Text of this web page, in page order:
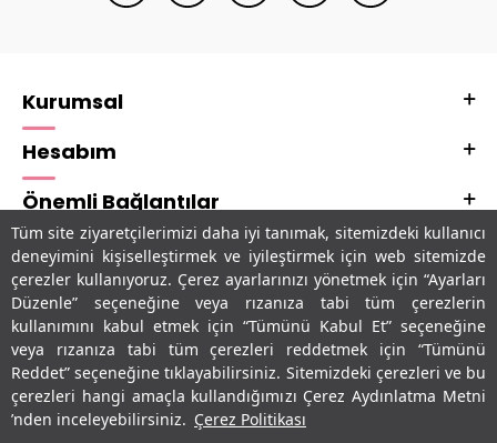
Tüm site ziyaretçilerimizi daha iyi tanımak, sitemizdeki kullanıcı
deneyimini kişiselleştirmek ve iyileştirmek için web sitemizde
çerezler kullanıyoruz. Çerez ayarlarınızı yönetmek için “Ayarları
Düzenle” seçeneğine veya rızanıza tabi tüm çerezlerin
kullanımını kabul etmek için “Tümünü Kabul Et” seçeneğine
veya rızanıza tabi tüm çerezleri reddetmek için “Tümünü
Reddet” seçeneğine tıklayabilirsiniz. Sitemizdeki çerezleri ve bu
çerezleri hangi amaçla kullandığımızı Çerez Aydınlatma Metni
’nden inceleyebilirsiniz. Çerez Politikası
Kurumsal
Hesabım
Önemli Bağlantılar
Adres & İletişim
Uygulamalarımız